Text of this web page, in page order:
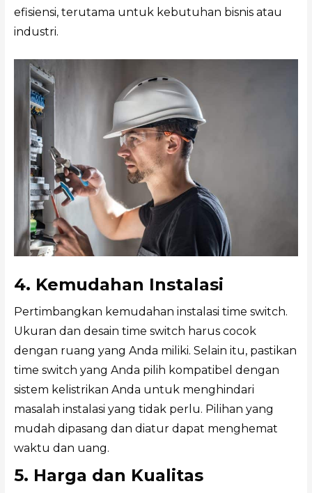
efisiensi, terutama untuk kebutuhan bisnis atau
industri.
4. Kemudahan Instalasi
Pertimbangkan kemudahan instalasi time switch.
Ukuran dan desain time switch harus cocok
dengan ruang yang Anda miliki. Selain itu, pastikan
time switch yang Anda pilih kompatibel dengan
sistem kelistrikan Anda untuk menghindari
masalah instalasi yang tidak perlu. Pilihan yang
mudah dipasang dan diatur dapat menghemat
waktu dan uang.
5. Harga dan Kualitas